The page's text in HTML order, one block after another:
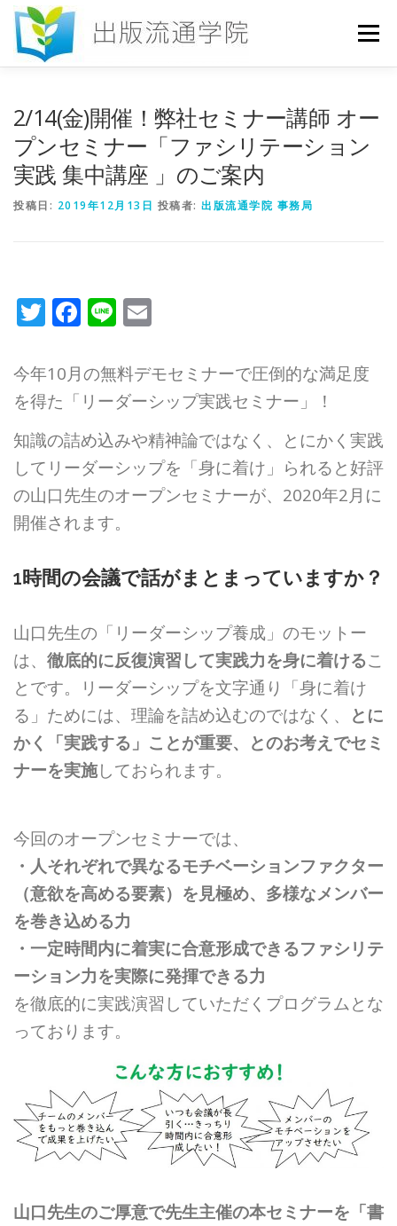
メニュー
お問い合わせ DICTIONARY COLUMN
2/14(金)開催！弊社セミナー講師 オー
プンセミナー「ファシリテーション
実践 集中講座 」のご案内
投稿日: 2019年12月13日 投稿者: 出版流通学院 事務局
Twitter
Facebook
Line
今年10月の無料デモセミナーで圧倒的な満足度
を得た「リーダーシップ実践セミナー」！
知識の詰め込みや精神論ではなく、とにかく実践
してリーダーシップを「身に着け」られると好評
の山口先生のオープンセミナーが、2020年2月に
開催されます。
1時間の会議で話がまとまっていますか？
山口先生の「リーダーシップ養成」のモットー
は、 徹底的に反復演習して実践力を身に着けるこ
とです。リーダーシップを文字通り「身に着け
る」ためには、理論を詰め込むのではなく、
とに
かく「実践する」ことが重要、とのお考えでセミ
ナーを実施しておられます。
今回のオープンセミナーでは、
・人それぞれで異なるモチベーションファクター
（意欲を高める要素）を見極め、 多様なメンバー
を巻き込める力
・一定時間内に着実に合意形成できるファシリテ
ーション力を実際に発揮できる力
を徹底的に実践演習していただくプログラムとな
っております。
山口先生のご厚意で先生主催の本セミナーを「書